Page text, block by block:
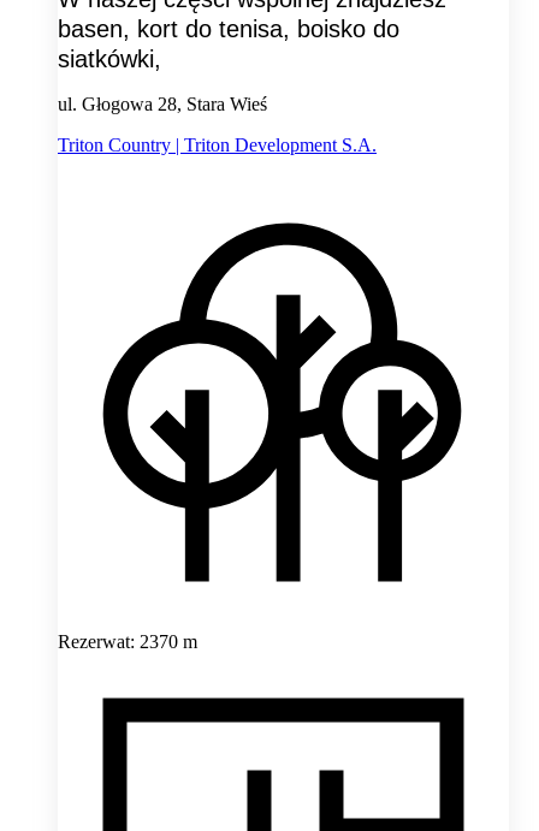
basen, kort do tenisa, boisko do
siatkówki,
ul. Głogowa 28, Stara Wieś
Triton Country | Triton Development S.A.
Rezerwat: 2370 m